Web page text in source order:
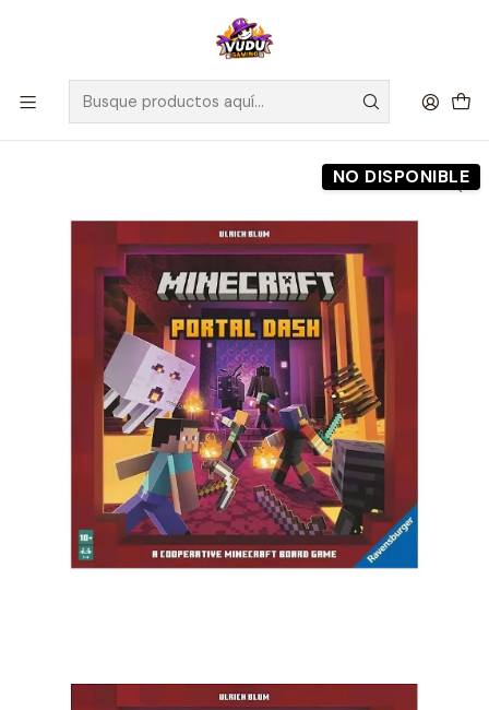
🚀 ¡Despachamos a todo Chile! Envío GRATIS a Regiones sobre
$100.000 y a RM sobre $35.000
Inicio Preventas Ravensburger
Preventa - MINECRAFT: PORTAL DASH - Español
NO DISPONIBLE